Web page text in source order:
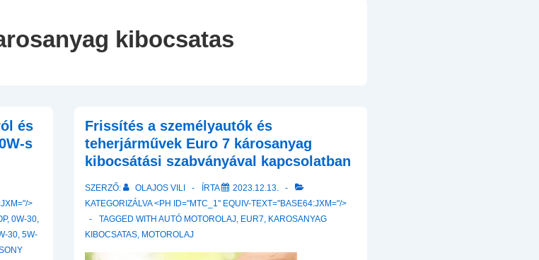
kibocsatas
és
s
>
,0W-30,
30,5W-
Frissítés a személyautók és
teherjárművek Euro 7 károsanyag
kibocsátási szabványával kapcsolatban
SZERZŐ: OLAJOS VILI ÍRTA
2023.12.13.
KATEGORIZÁLVA <PH ID="MTC_1" EQUIV-TEXT="BASE64:JXM="/>
TAGGED WITH AUTÓ MOTOROLAJ, EUR7, KAROSANYAG
KIBOCSATAS, MOTOROLAJ